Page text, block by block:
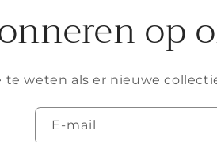
op
te weten als er nieuwe
E‑mail